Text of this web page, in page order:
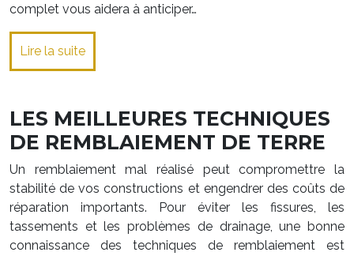
complet vous aidera à anticiper…
Lire la suite
LES MEILLEURES TECHNIQUES
DE REMBLAIEMENT DE TERRE
Un remblaiement mal réalisé peut compromettre la
stabilité de vos constructions et engendrer des coûts de
réparation importants. Pour éviter les fissures, les
tassements et les problèmes de drainage, une bonne
connaissance des techniques de remblaiement est